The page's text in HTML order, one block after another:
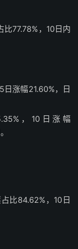
77.78%，10日内
涨幅21.60%，日
，10日涨幅
比84.62%，10日